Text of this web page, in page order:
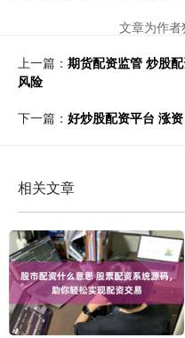
文章为作
上一篇： 期货配资监管 炒股
风险
下一篇： 好炒股配资平台 涨
相关文章